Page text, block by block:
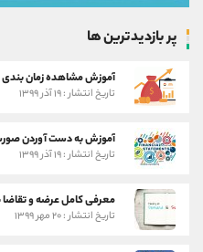
پر بازدیدترین ها
آموزش مشاهده زمان
تاریخ انتشار : ۱۹ آذر ۱۳۹۹
آموزش به دست آوردن
تاریخ انتشار : ۱۹ آذر ۱۳۹۹
معرفی کامل عرضه و تقاضا
تاریخ انتشار : ۲۰ مهر ۱۳۹۹